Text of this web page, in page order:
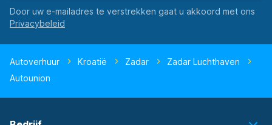
Door uw e-mailadres te verstrekken gaat u akkoord met ons
Autoverhuur Kroatië Zadar
Zadar Luchthaven
Autounion